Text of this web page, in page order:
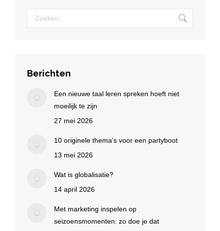
Zoeken:
Berichten
Een nieuwe taal leren spreken hoeft niet
moeilijk te zijn
27 mei 2026
10 originele thema’s voor een partyboot
13 mei 2026
Wat is globalisatie?
14 april 2026
Met marketing inspelen op
seizoensmomenten: zo doe je dat